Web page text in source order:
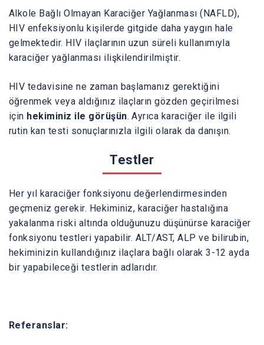
Alkole Bağlı Olmayan Karaciğer Yağlanması (NAFLD),
HIV enfeksiyonlu kişilerde gitgide daha yaygın hale
gelmektedir. HIV ilaçlarının uzun süreli kullanımıyla
karaciğer yağlanması ilişkilendirilmiştir.
HIV tedavisine ne zaman başlamanız gerektiğini
öğrenmek veya aldığınız ilaçların gözden geçirilmesi
için hekiminiz ile görüşün. Ayrıca karaciğer ile ilgili
rutin kan testi sonuçlarınızla ilgili olarak da danışın.
Testler
Her yıl karaciğer fonksiyonu değerlendirmesinden
geçmeniz gerekir. Hekiminiz, karaciğer hastalığına
yakalanma riski altında olduğunuzu düşünürse karaciğer
fonksiyonu testleri yapabilir. ALT/AST, ALP ve bilirubin,
hekiminizin kullandığınız ilaçlara bağlı olarak 3-12 ayda
bir yapabileceği testlerin adlarıdır.
Referanslar: